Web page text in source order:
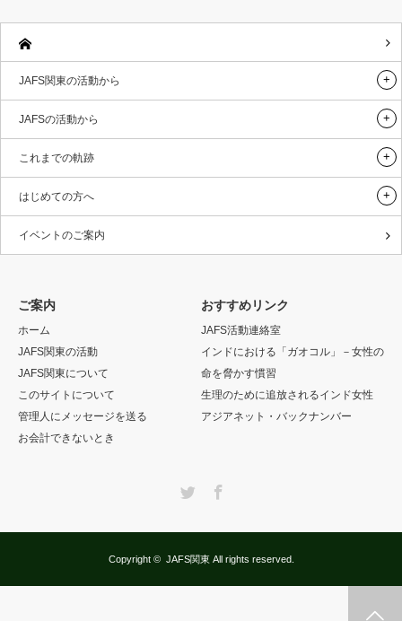
JAFS関東の活動から
JAFSの活動から
これまでの軌跡
はじめての方へ
イベントのご案内
ご案内
ホーム
JAFS関東の活動
JAFS関東について
このサイトについて
管理人にメッセージを送る
お会計できないとき
おすすめリンク
JAFS活動連絡室
インドにおける「ガオコル」－女性の
命を脅かす慣習
生理のために追放されるインド女性
アジアネット・バックナンバー
Copyright © JAFS関東All rights reserved.